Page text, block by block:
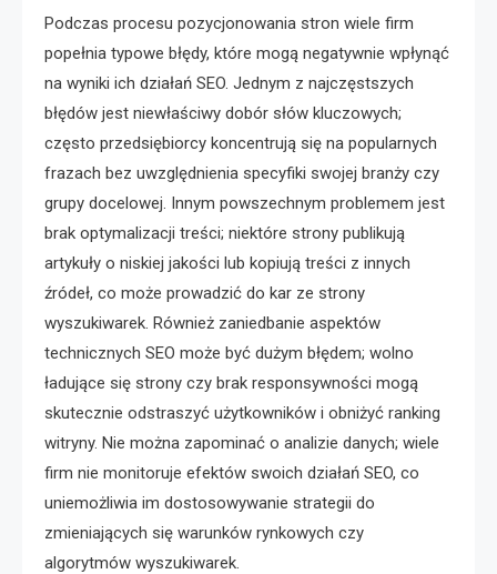
Podczas procesu pozycjonowania stron wiele firm
popełnia typowe błędy, które mogą negatywnie wpłynąć
na wyniki ich działań SEO. Jednym z najczęstszych
błędów jest niewłaściwy dobór słów kluczowych;
często przedsiębiorcy koncentrują się na popularnych
frazach bez uwzględnienia specyfiki swojej branży czy
grupy docelowej. Innym powszechnym problemem jest
brak optymalizacji treści; niektóre strony publikują
artykuły o niskiej jakości lub kopiują treści z innych
źródeł, co może prowadzić do kar ze strony
wyszukiwarek. Również zaniedbanie aspektów
technicznych SEO może być dużym błędem; wolno
ładujące się strony czy brak responsywności mogą
skutecznie odstraszyć użytkowników i obniżyć ranking
witryny. Nie można zapominać o analizie danych; wiele
firm nie monitoruje efektów swoich działań SEO, co
uniemożliwia im dostosowywanie strategii do
zmieniających się warunków rynkowych czy
algorytmów wyszukiwarek.